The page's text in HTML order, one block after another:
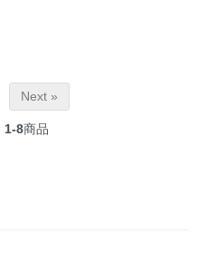
Next »
1-8商品